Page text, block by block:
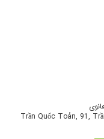
94 Trần Quốc Toản, 91,